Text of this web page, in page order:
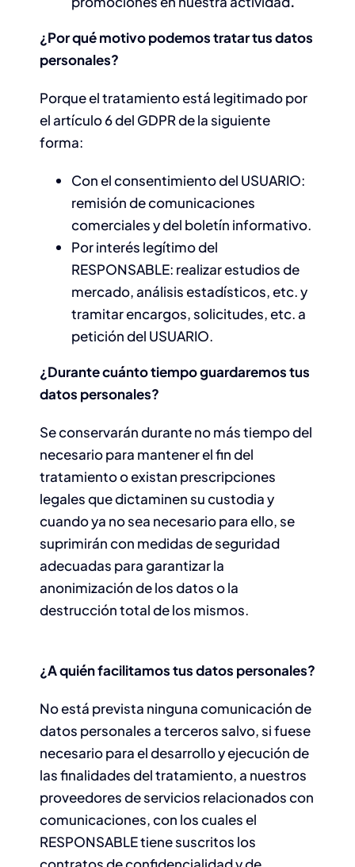
¿Por qué motivo podemos tratar tus datos
personales?
Porque el tratamiento está legitimado por
el artículo 6 del GDPR de la siguiente
forma:
Con el consentimiento del USUARIO:
remisión de comunicaciones
comerciales y del boletín informativo.
Por interés legítimo del
RESPONSABLE: realizar estudios de
mercado, análisis estadísticos, etc. y
tramitar encargos, solicitudes, etc. a
petición del USUARIO.
¿Durante cuánto tiempo guardaremos tus
datos personales?
Se conservarán durante no más tiempo del
necesario para mantener el fin del
tratamiento o existan prescripciones
legales que dictaminen su custodia y
cuando ya no sea necesario para ello, se
suprimirán con medidas de seguridad
adecuadas para garantizar la
anonimización de los datos o la
destrucción total de los mismos.
¿A quién facilitamos tus datos personales?
No está prevista ninguna comunicación de
datos personales a terceros salvo, si fuese
necesario para el desarrollo y ejecución de
las finalidades del tratamiento, a nuestros
proveedores de servicios relacionados con
comunicaciones, con los cuales el
RESPONSABLE tiene suscritos los